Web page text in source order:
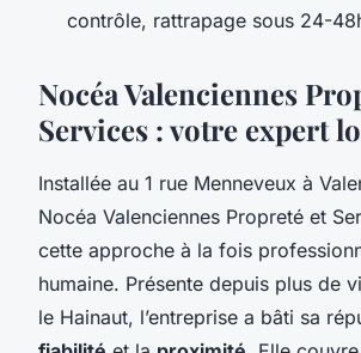
contrôle, rattrapage sous 24-
Nocéa Valenciennes
Services : votre expert
Installée au 1 rue Menneveux à
Nocéa Valenciennes Propreté et
cette approche à la fois
humaine. Présente depuis plus de
le Hainaut, l’entreprise a bâti sa